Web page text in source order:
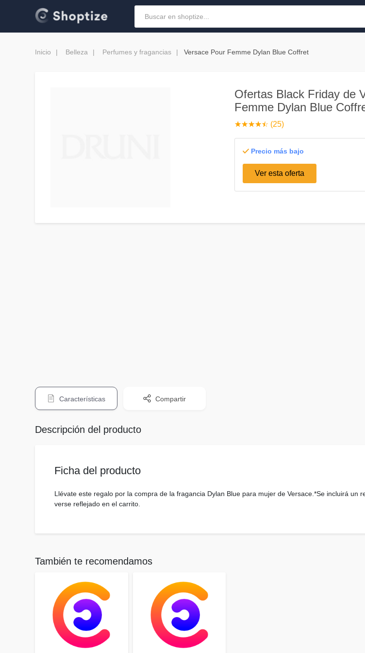
Inicio Belleza Perfumes y fragancias Versace Pour Femme Dylan Blue Coffret
Ofertas Black Friday de
Femme Dylan Blue
☆☆☆☆☆
★★★★★ (25)
Precio más bajo
Ver esta oferta
Características Compartir
Descripción del producto
Ficha del producto
Llévate este regalo por la compra de la fragancia Dylan Blue para mujer de Versace.*Se incluirá un
verse reflejado en el carrito.
También te recomendamos